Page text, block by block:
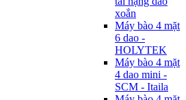
xoắn
Máy bào 4 mặt
6 dao -
HOLYTEK
Máy bào 4 mặt
4 dao mini -
SCM - Itaila